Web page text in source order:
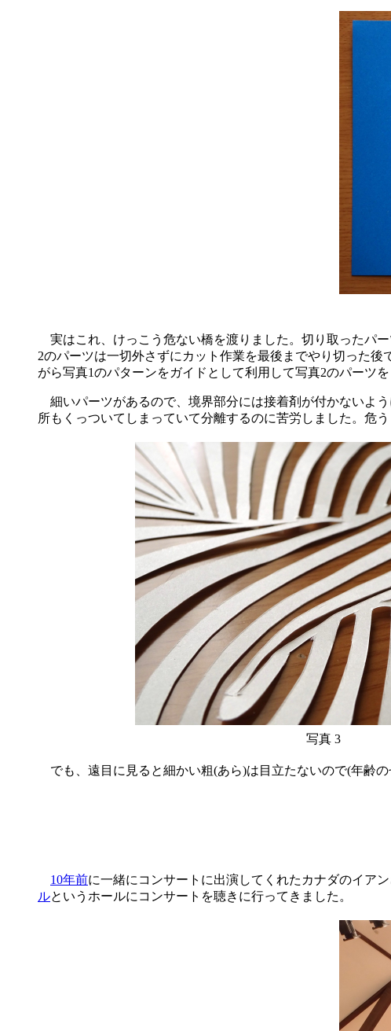
実はこれ、けっこう危ない橋を渡りました。切り取ったパ
2のパーツは一切外さずにカット作業を最後までやり切った
がら写真1のパターンをガイドとして利用して写真2のパーツ
細いパーツがあるので、境界部分には接着剤が付かないよ
所もくっついてしまっていて分離するのに苦労しました。危
写真 3
でも、遠目に見ると細かい粗(あら)は目立たないので(年齢
10年前に一緒にコンサートに出演してくれたカナダのイアン
ルというホールにコンサートを聴きに行ってきました。